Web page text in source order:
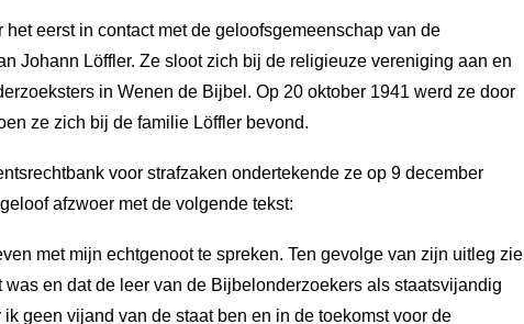
het eerst in contact met de geloofsgemeenschap van de
Johann Löffler. Ze sloot zich bij de religieuze vereniging aan en
in Wenen de Bijbel. Op 20 oktober 1941 werd ze door
ze zich bij de familie Löffler bevond.
voor strafzaken ondertekende ze op 9 december
afzwoer met de volgende tekst:
met mijn echtgenoot te spreken. Ten gevolge van zijn uitleg zie
en dat de leer van de Bijbelonderzoekers als staatsvijandig
geen vijand van de staat ben en in de toekomst voor de